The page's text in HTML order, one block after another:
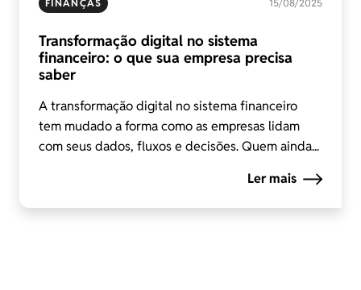
FINANÇAS 15/08/2025
Transformação digital no sistema
financeiro: o que sua empresa precisa
saber
A transformação digital no sistema financeiro
tem mudado a forma como as empresas lidam
com seus dados, fluxos e decisões. Quem ainda...
Ler mais